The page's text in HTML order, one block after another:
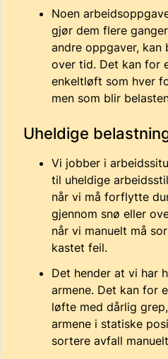
Noen
gjør dem flere
andre oppgaver,
over tid. Det kan for
enkeltløft som hver
men som blir
Uheldige
Vi jobber i
til uheldige
når vi må forflytte
gjennom snø eller
når vi manuelt må
kastet feil.
Det hender at vi har
armene. Det kan for
løfte med dårlig
armene i statiske
sortere avfall